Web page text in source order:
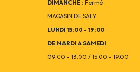
DIMANCHE : Fermé
MAGASIN DE SALY
LUNDI 15:00 - 19:00
DE MARDI A SAMEDI
09:00 - 13:00 / 15:00 - 19:00